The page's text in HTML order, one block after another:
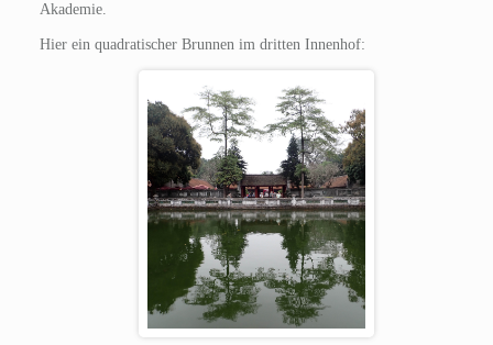
Akademie.
Hier ein quadratischer Brunnen im dritten Innenhof: